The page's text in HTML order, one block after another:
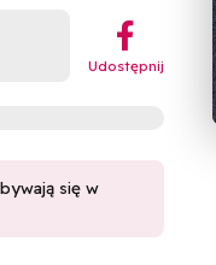
︁
Udostępnij
się w